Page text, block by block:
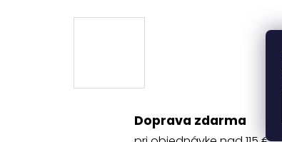
Doprava zdarma